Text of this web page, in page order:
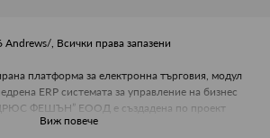
, Всички права запазени
платформа за електронна търговия, модул
ERP системата за управление на бизнес
ФЕШЪН” ЕООД е създадена по проект
0443, Развитие на управленския капацитет и
Виж повече